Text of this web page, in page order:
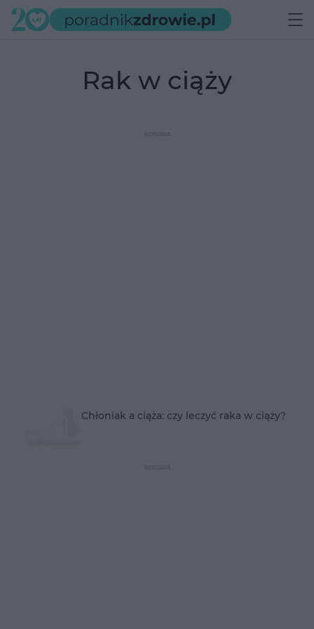
rak w ciąży
Chłoniak a ciąża: czy leczyć raka w ciąży?